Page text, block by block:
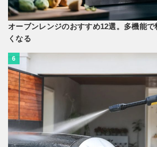
オーブンレンジのおすすめ12選。多機能
くなる
6